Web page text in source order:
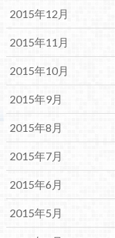
2015年12月
2015年11月
2015年10月
2015年9月
2015年8月
2015年7月
2015年6月
2015年5月